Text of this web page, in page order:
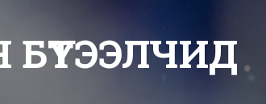
БҮТЭЭЛЧИД